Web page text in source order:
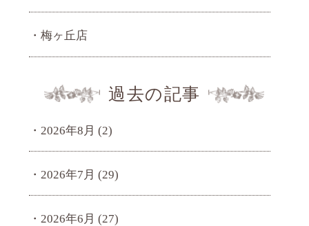
梅ヶ丘店
過去の記事
2026年8月 (2)
2026年7月 (29)
2026年6月 (27)